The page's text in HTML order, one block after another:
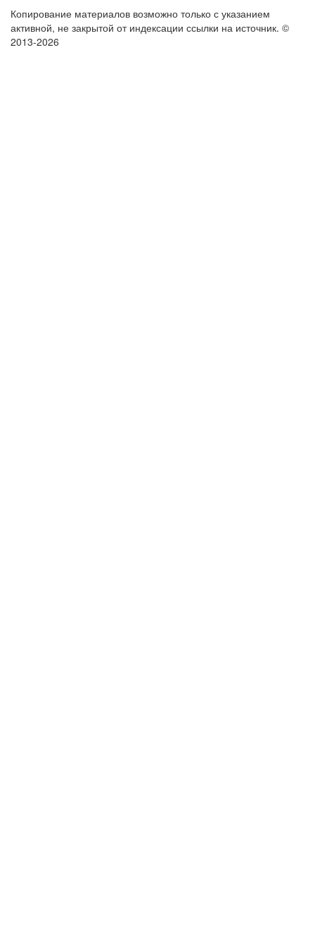
Копирование материалов возможно только с указанием
активной, не закрытой от индексации ссылки на источник. ©
2013-2026